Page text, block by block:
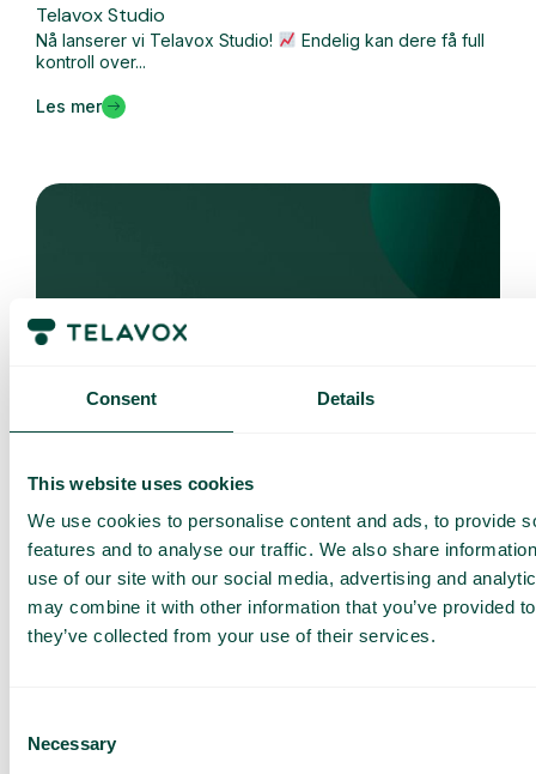
Consent Details
This website uses cookies
We use cookies to personalise content and ads, to provide
features and to analyse our traffic. We also share
use of our site with our social media, advertising and
may combine it with other information that you’ve provided
they’ve collected from your use of their services.
Selection
Necessary
Telavox Studio
Nå lanserer vi Telavox Studio!
Endelig kan dere få full
kontroll over...
Les mer
kundebase
Vi har nok en gang forlenget vårt samarbeid med Telia i
Sverige. Det...
Les mer